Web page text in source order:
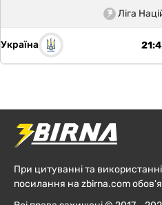
Ліга
Україна
При цитуванні та
посилання на zbirna.com